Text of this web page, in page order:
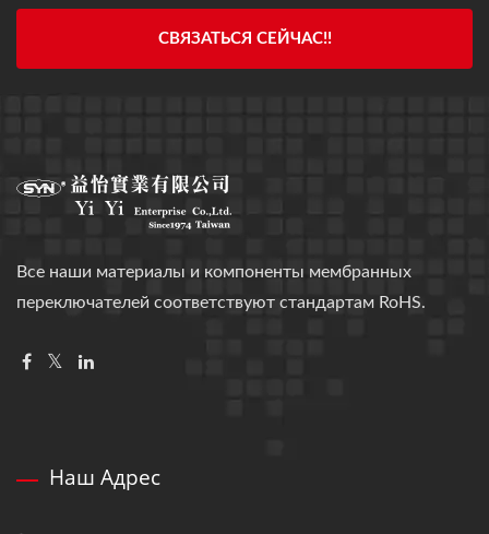
СВЯЗАТЬСЯ СЕЙЧАС!!
Все наши материалы и компоненты мембранных
переключателей соответствуют стандартам RoHS.
Наш Адрес